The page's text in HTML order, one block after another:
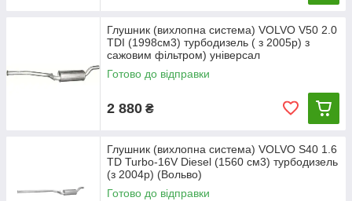
Глушник (вихлопна система) VOLVO V50 2.0
TDI (1998см3) турбодизель ( з 2005р) з
сажовим фільтром) універсал
Готово до відправки
2 880 ₴
Глушник (вихлопна система) VOLVO S40 1.6
TD Turbo-16V Diesel (1560 см3) турбодизель
(з 2004р) (Вольво)
Готово до відправки